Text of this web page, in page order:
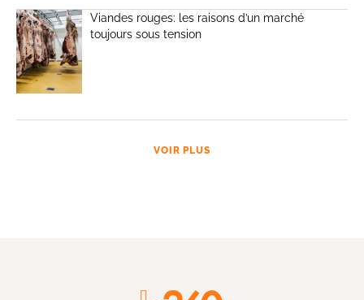
Viandes rouges: les raisons d’un marché
toujours sous tension
VOIR PLUS